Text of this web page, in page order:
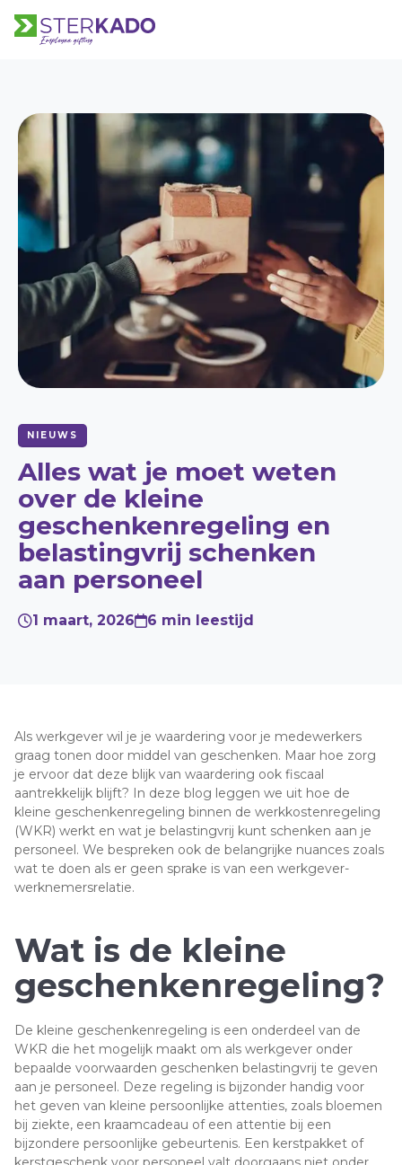
HOOFDMENU
Keuze Kado
Kerstpakketten
Kerst
Bedankje
Verjaardag
Alle momenten
Over Sterkado
MENU
Vacatures
Contact
Giftcard verzilveren
+31 (0) 30 200 4500
NIEUWS
Alles wat je moet weten
over de kleine
geschenkenregeling en
belastingvrij schenken
aan personeel
1 maart, 2026 6 min leestijd
Als werkgever wil je je waardering voor je medewerkers
graag tonen door middel van geschenken. Maar hoe zorg
je ervoor dat deze blijk van waardering ook fiscaal
aantrekkelijk blijft? In deze blog leggen we uit hoe de
kleine geschenkenregeling binnen de werkkostenregeling
(WKR) werkt en wat je belastingvrij kunt schenken aan je
personeel. We bespreken ook de belangrijke nuances zoals
wat te doen als er geen sprake is van een werkgever-
werknemersrelatie.
Wat is de kleine
geschenkenregeling?
De kleine geschenkenregeling is een onderdeel van de
WKR die het mogelijk maakt om als werkgever onder
bepaalde voorwaarden geschenken belastingvrij te geven
aan je personeel. Deze regeling is bijzonder handig voor
het geven van kleine persoonlijke attenties, zoals bloemen
bij ziekte, een kraamcadeau of een attentie bij een
bijzondere persoonlijke gebeurtenis. Een kerstpakket of